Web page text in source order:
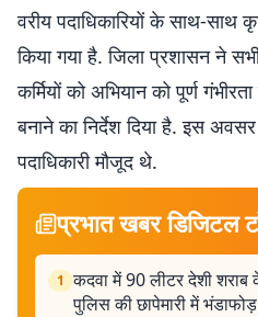
वरीय पदाधिकारियों के साथ-साथ
किया गया है. जिला प्रशासन ने
कर्मियों को अभियान को पूर्ण
बनाने का निर्देश दिया है. इस
पदाधिकारी मौजूद थे.
प्रभात खबर डिजिटल
1 कदवा में 90 लीटर देशी शराब
पुलिस की छापेमारी में भंडाफोड़